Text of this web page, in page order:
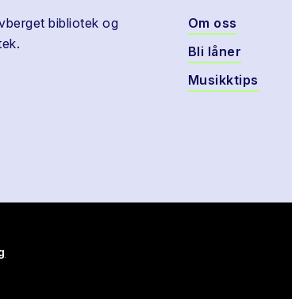
bibliotek og
Om oss
Bli låner
Musikktips